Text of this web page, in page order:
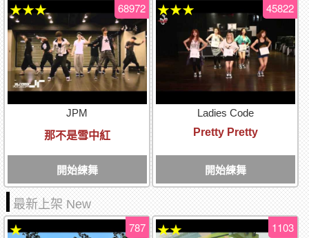
JPM
那不是雪中紅
開始練舞
68972
★★★
Ladies Code
Pretty Pretty
開始練舞
45822
★★★
最新上架 New
787
★ 1103
★★